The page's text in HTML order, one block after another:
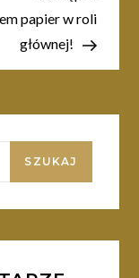
wpis
papier w roli
głównej!